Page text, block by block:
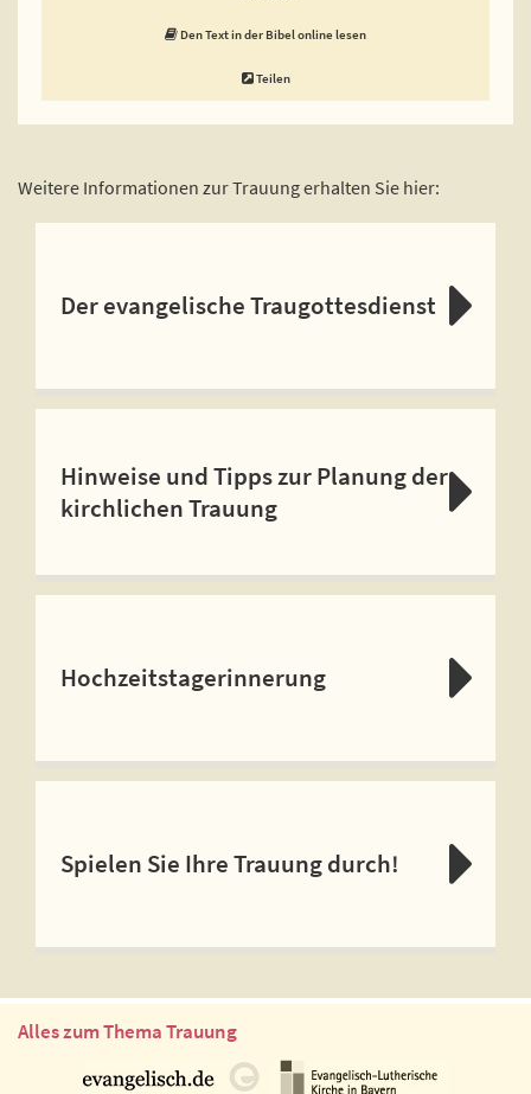
Den Text in der Bibel online lesen
Teilen
Weitere Informationen zur Trauung erhalten Sie hier:
Der evangelische Traugottesdienst
Hinweise und Tipps zur Planung der
kirchlichen Trauung
Hochzeitstagerinnerung
Spielen Sie Ihre Trauung durch!
Alles zum Thema Trauung